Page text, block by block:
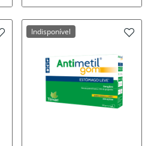
Indisponível